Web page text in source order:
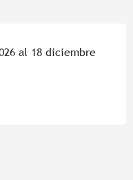
al 18 diciembre